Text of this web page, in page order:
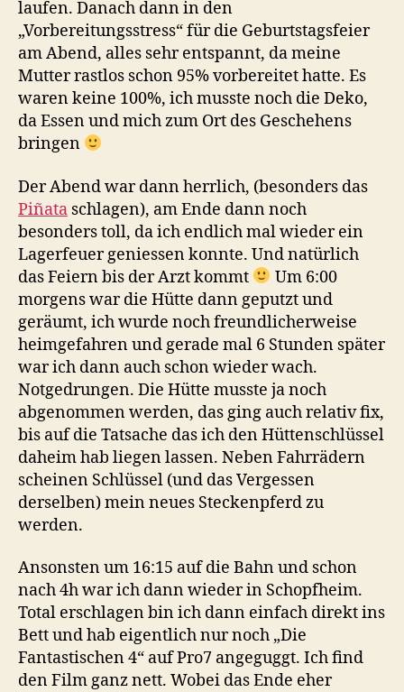
laufen. Danach dann in den
„Vorbereitungsstress“ für die Geburtstagsfeier
am Abend, alles sehr entspannt, da meine
Mutter rastlos schon 95% vorbereitet hatte. Es
waren keine 100%, ich musste noch die Deko,
da Essen und mich zum Ort des Geschehens
bringen
Der Abend war dann herrlich, (besonders das
Piñata schlagen), am Ende dann noch
besonders toll, da ich endlich mal wieder ein
Lagerfeuer geniessen konnte. Und natürlich
das Feiern bis der Arzt kommt
Um 6:00
morgens war die Hütte dann geputzt und
geräumt, ich wurde noch freundlicherweise
heimgefahren und gerade mal 6 Stunden später
war ich dann auch schon wieder wach.
Notgedrungen. Die Hütte musste ja noch
abgenommen werden, das ging auch relativ fix,
bis auf die Tatsache das ich den Hüttenschlüssel
daheim hab liegen lassen. Neben Fahrrädern
scheinen Schlüssel (und das Vergessen
derselben) mein neues Steckenpferd zu
werden.
Ansonsten um 16:15 auf die Bahn und schon
nach 4h war ich dann wieder in Schopfheim.
Total erschlagen bin ich dann einfach direkt ins
Bett und hab eigentlich nur noch „Die
Fantastischen 4“ auf Pro7 angeguggt. Ich find
den Film ganz nett. Wobei das Ende eher